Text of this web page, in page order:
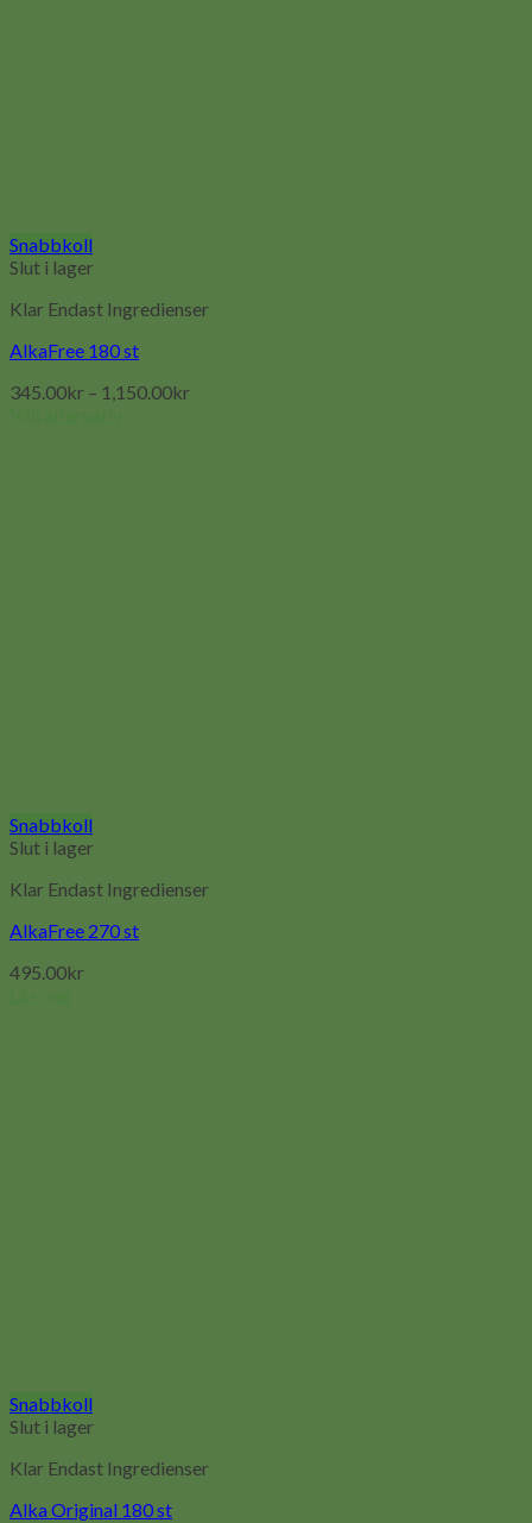
Snabbkoll
Slut i lager
Klar Endast Ingredienser
AlkaFree 180 st
345.00kr – 1,150.00kr
Snabbkoll
Slut i lager
Klar Endast Ingredienser
AlkaFree 270 st
495.00kr
Snabbkoll
Slut i lager
Klar Endast Ingredienser
Alka Original 180 st